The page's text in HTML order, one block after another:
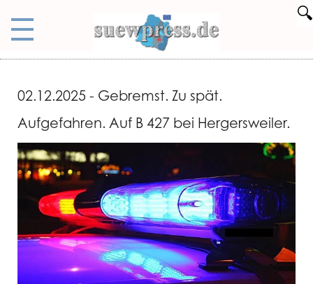
🔍
02.12.2025 - Gebremst. Zu spät.
Aufgefahren. Auf B 427 bei Hergersweiler.